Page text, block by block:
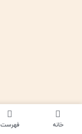
خانه فهرست